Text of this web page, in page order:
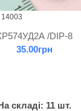
14003
/DIP-8
35.00грн
складі: 11 шт.